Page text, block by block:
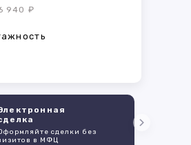
940 ₽
сделки без
в МФЦ